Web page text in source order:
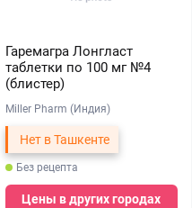
Гаремагра Лонгласт
таблетки по 100 мг №4
(блистер)
Miller Pharm (Индия)
Нет в Ташкенте
Без рецепта
Цены в других городах